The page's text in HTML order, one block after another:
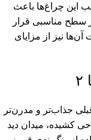
این چراغ‌ها باعث
سطح مناسبی قرار
نیز از مزایای
قبلی جذاب‌تر و مدرن‌تر
کشیده، میدان دید